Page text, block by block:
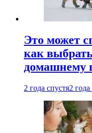
Это может
как
домашнему
2 года спустя2 года